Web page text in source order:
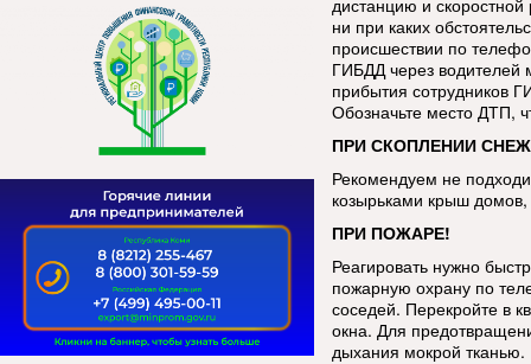
дистанцию и
ни при каких
происшествии по
ГИБДД через
прибытия сотрудников
Обозначьте место ДТП,
ПРИ СКОПЛЕНИИ
Рекомендуем не
козырьками крыш домов,
ПРИ ПОЖАРЕ!
Реагировать нужно
пожарную охрану по
соседей. Перекройте в
окна. Для
дыхания мокрой тканью.